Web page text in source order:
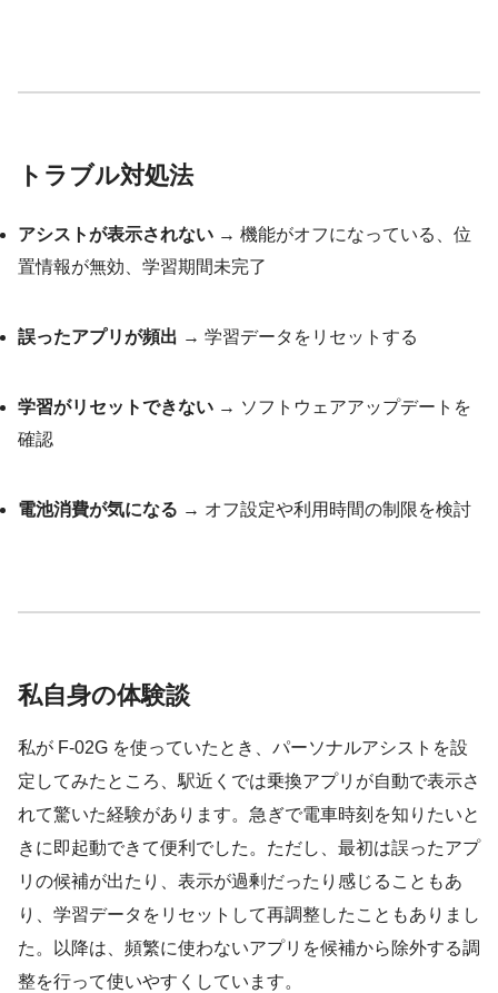
トラブル対処法
アシストが表示されない → 機能がオフになっている、位
置情報が無効、学習期間未完了
誤ったアプリが頻出 → 学習データをリセットする
学習がリセットできない → ソフトウェアアップデートを
確認
電池消費が気になる → オフ設定や利用時間の制限を検討
私自身の体験談
私が F-02G を使っていたとき、パーソナルアシストを設
定してみたところ、駅近くでは乗換アプリが自動で表示さ
れて驚いた経験があります。急ぎで電車時刻を知りたいと
きに即起動できて便利でした。ただし、最初は誤ったアプ
リの候補が出たり、表示が過剰だったり感じることもあ
り、学習データをリセットして再調整したこともありまし
た。以降は、頻繁に使わないアプリを候補から除外する調
整を行って使いやすくしています。